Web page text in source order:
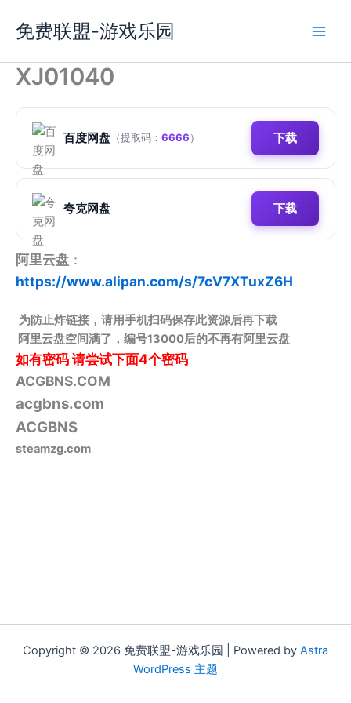
容
免费联盟-游戏乐园
XJ01040
百度网盘 （提取码： 6666） 下载
夸克网盘 下载
阿里云盘 ：
https://www.alipan.com/s/7cV7XTuxZ6H
为防止炸链接，请用手机扫码保存此资源后再下载
阿里云盘空间满了，编号13000后的不再有阿里云盘
如有密码请尝试下面4个密码
ACGBNS.COM
acgbns.com
ACGBNS
steamzg.com
Copyright © 2026 免费联盟-游戏乐园 | Powered by Astra
WordPress 主题